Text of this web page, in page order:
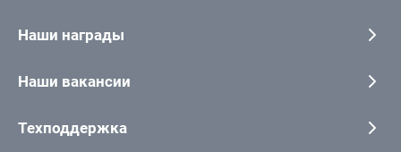
Наши награды
Наши вакансии
Техподдержка